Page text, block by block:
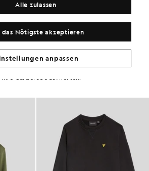
der Look aus
Outfit aus raffinierten Stücken zusammen,
das Nötigste akzeptieren
Alle zulassen
anpassen